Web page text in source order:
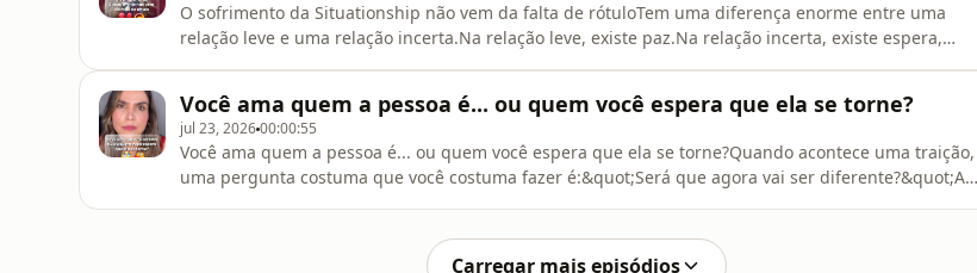
O sofrimento da Situationship não vem da falta de rótuloTem uma diferença enorme entre uma
relação leve e uma relação incerta.Na relação leve, existe paz.Na relação incerta, existe espera,
aquilo vai virar um na
Você ama quem a pessoa é... ou quem você espera que ela se torne?
jul 23, 202600:00:55
Você ama quem a pessoa é... ou quem você espera que ela se torne?Quando acontece uma traição,
uma pergunta costuma que você costuma fazer é:&quot;Será que agora vai ser diferente?&quot;A
que enxerguemos mais o potenc
Carregar mais episódios